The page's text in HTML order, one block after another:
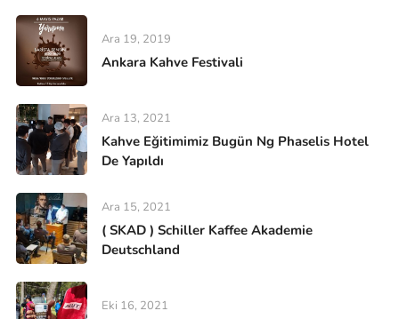
Ara 19, 2019
Ankara Kahve Festivali
Ara 13, 2021
Kahve Eğitimimiz Bugün Ng Phaselis Hotel
De Yapıldı
Ara 15, 2021
( SKAD ) Schiller Kaffee Akademie
Deutschland
Eki 16, 2021